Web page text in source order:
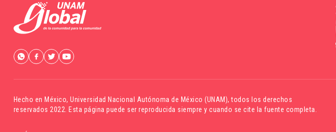
Hecho en México,Universidad Nacional Autónoma de México (UNAM), todos los derechos
reservados 2022. Esta página puede ser reproducida siempre y cuando se cite la fuente completa.